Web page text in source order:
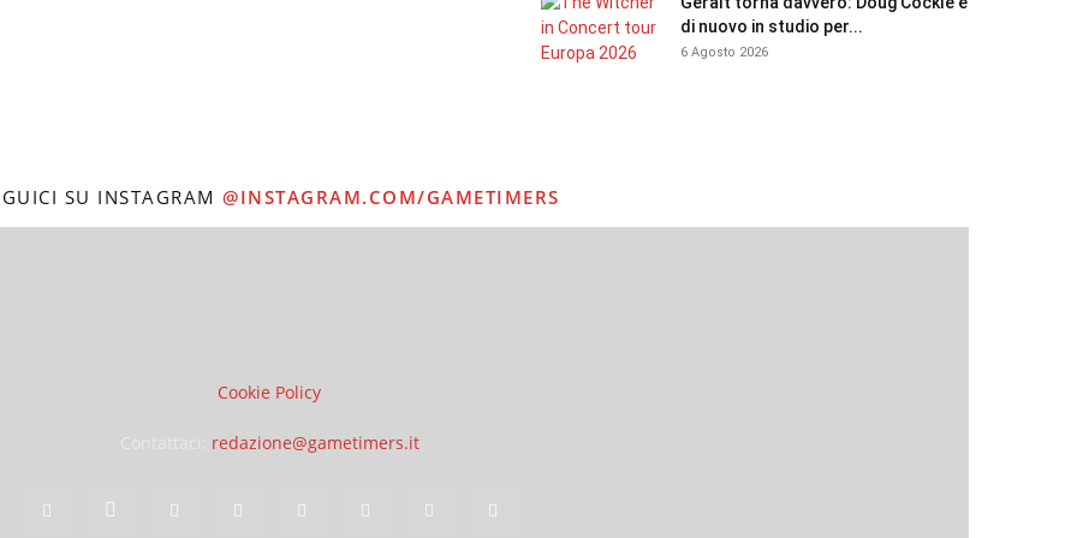
di nuovo in studio per...
6 Agosto 2026
SU INSTAGRAM @INSTAGRAM.COM/GAMETIMERS
Cookie Policy
redazione@gametimers.it